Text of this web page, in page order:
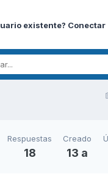
existente? Conectar
Respuestas
18
Creado
13 a